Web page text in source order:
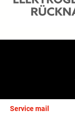
Service mail